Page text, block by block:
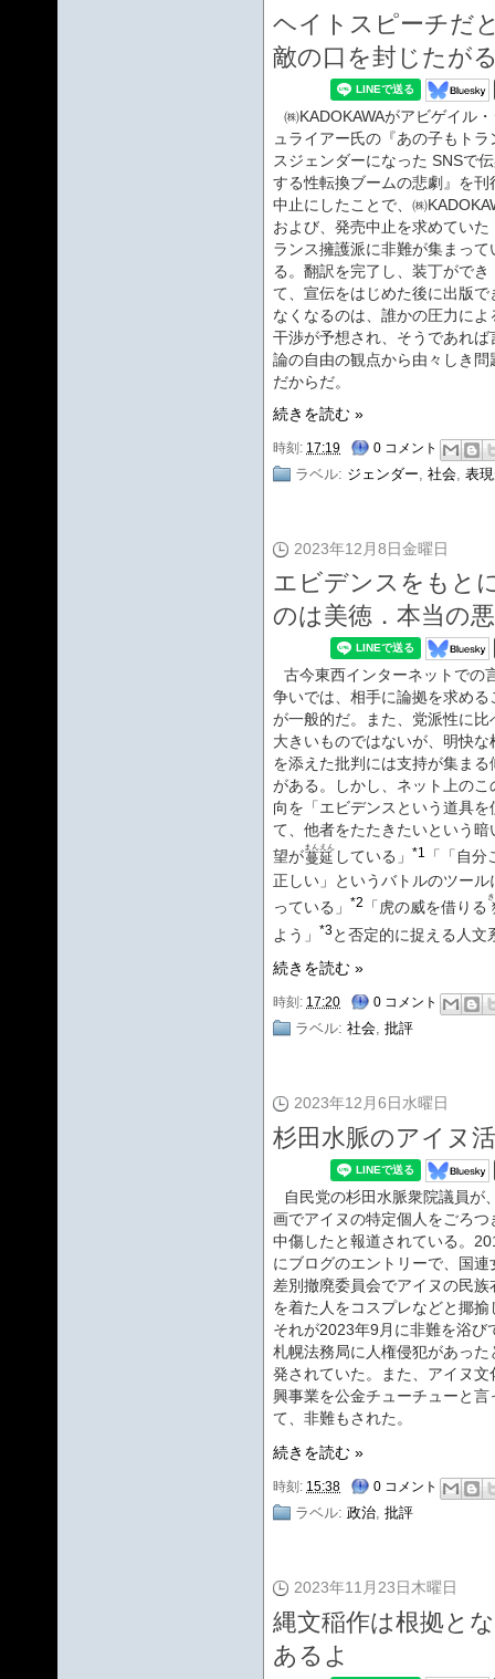
ヘイトスピーチだ
敵の口を封じたが
㈱KADOKAWAがアビゲイル
ュライアー氏の『あの子もトラ
スジェンダーになった SNSで
する性転換ブームの悲劇』を刊
中止にしたことで、㈱
および、発売中止を求めていた
ランス擁護派に非難が集まって
る。翻訳を完了し、装丁ができ
て、宣伝をはじめた後に出版で
なくなるのは、誰かの圧力によ
干渉が予想され、そうであれば
論の自由の観点から由々しき問
だからだ。
続きを読む »
時刻: 17:19 0 コメント
ラベル: ジェンダー 社会 表
2023年12月8日金曜日
エビデンスをもと
のは美徳．本当の
古今東西インターネットでの
争いでは、相手に論拠を求める
が一般的だ。また、党派性に比
大きいものではないが、明快な
を添えた批判には支持が集まる
がある。しかし、ネット上のこ
向を「エビデンスという道具を
て、他者をたたきたいという暗
望が蔓延
まんえん
している」 *1
「「自分
正しい」というバトルのツール
っている」 *2 「虎の威を借りる
よう」 *3と否定的に捉える人文
続きを読む »
時刻: 17:20 0 コメント
ラベル: 社会, 批評
2023年12月6日水曜日
杉田水脈のアイヌ
自民党の杉田水脈衆院議員が
画でアイヌの特定個人をごろつ
中傷したと報道されている。
にブログのエントリーで、国連
差別撤廃委員会でアイヌの民族
を着た人をコスプレなどと揶揄
それが2023年9月に非難を浴び
札幌法務局に人権侵犯があった
発されていた。また、アイヌ文
興事業を公金チューチューと言
て、非難もされた。
続きを読む »
時刻: 15:38 0 コメント
ラベル: 政治, 批評
2023年11月23日木曜日
縄文稲作は根拠と
あるよ